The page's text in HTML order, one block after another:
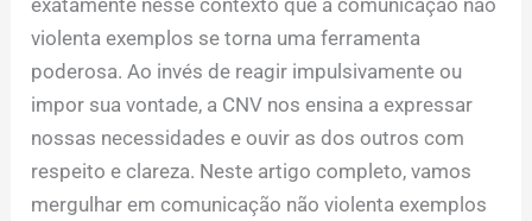
violenta exemplos se torna uma ferramenta
poderosa. Ao invés de reagir impulsivamente ou
impor sua vontade, a CNV nos ensina a expressar
nossas necessidades e ouvir as dos outros com
respeito e clareza. Neste artigo completo, vamos
mergulhar em comunicação não violenta exemplos